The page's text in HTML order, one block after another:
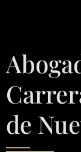
de